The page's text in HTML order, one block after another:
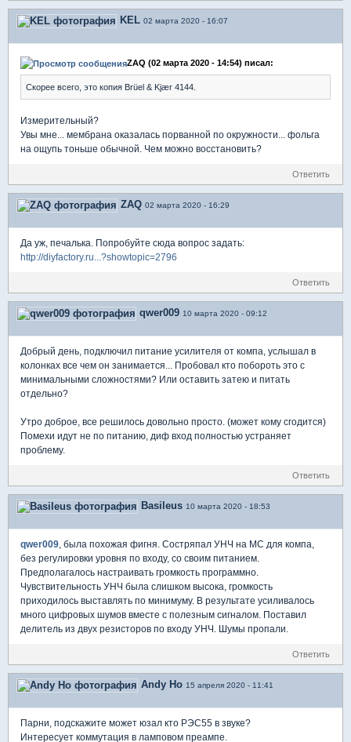
KEL 02 марта 2020 - 16:07
ZAQ (02 марта 2020 - 14:54) писал:
Скорее всего, это копия Brüel & Kjær 4144.
Измерительный?
Увы мне... мембрана оказалась порванной по окружности... фольга
на ощупь тоньше обычной. Чем можно восстановить?
Ответить
ZAQ 02 марта 2020 - 16:29
Да уж, печалька. Попробуйте сюда вопрос задать:
http://diyfactory.ru...?showtopic=2796
Ответить
qwer009 10 марта 2020 - 09:12
Добрый день, подключил питание усилителя от компа, услышал в
колонках все чем он занимается... Пробовал кто побороть это с
минимальными сложностями? Или оставить затею и питать
отдельно?
Утро доброе, все решилось довольно просто. (может кому сгодится)
Помехи идут не по питанию, диф вход полностью устраняет
проблему.
Ответить
Basileus 10 марта 2020 - 18:53
qwer009 , была похожая фигня. Состряпал УНЧ на МС для компа,
без регулировки уровня по входу, со своим питанием.
Предполагалось настраивать громкость программно.
Чувствительность УНЧ была слишком высока, громкость
приходилось выставлять по минимуму. В результате усиливалось
много цифровых шумов вместе с полезным сигналом. Поставил
делитель из двух резисторов по входу УНЧ. Шумы пропали.
Ответить
Andy Ho 15 апреля 2020 - 11:41
Парни, подскажите может юзал кто РЭС55 в звуке?
Интересует коммутация в ламповом преампе.